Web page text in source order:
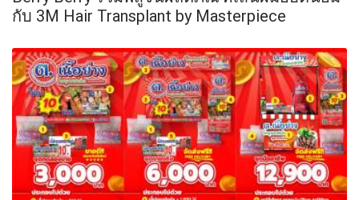
กับ 3M Hair Transplant by Masterpiece